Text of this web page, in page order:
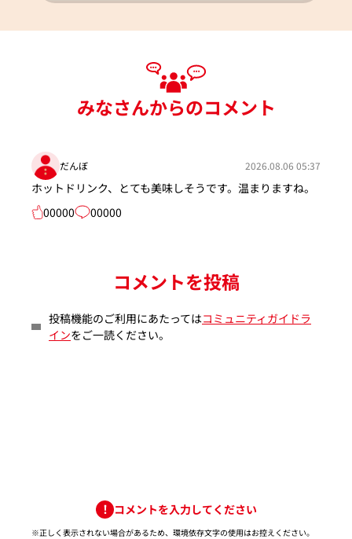
みなさんからのコメント
だんぼ 2026.08.06 05:37
ホットドリンク、とても美味しそうです。温まりますね。
00000
00000
コメントを投稿
投稿機能のご利用にあたってはコミュニティガイドラ
インをご一読ください。
コメントを入力してください
※正しく表示されない場合があるため、環境依存文字の使用はお控えください。​